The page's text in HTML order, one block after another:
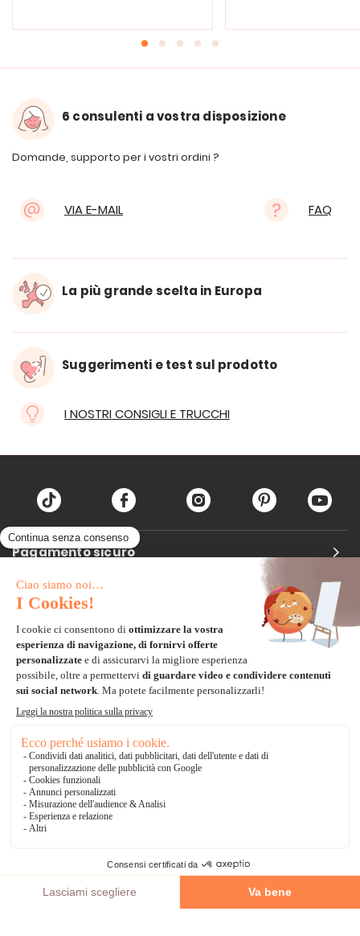
6 consulenti a vostra disposizione
Domande, supporto per i vostri ordini ?
VIA E-MAIL FAQ
La più grande scelta in Europa
Suggerimenti e test sul prodotto
I NOSTRI CONSIGLI E TRUCCHI
Pagamento sicuro
Carta di credito
Paypal
Bonifico Bancario
3 volte senza tasse
*Soluzioni di consegna
Delivengo Domicilio Internazionale